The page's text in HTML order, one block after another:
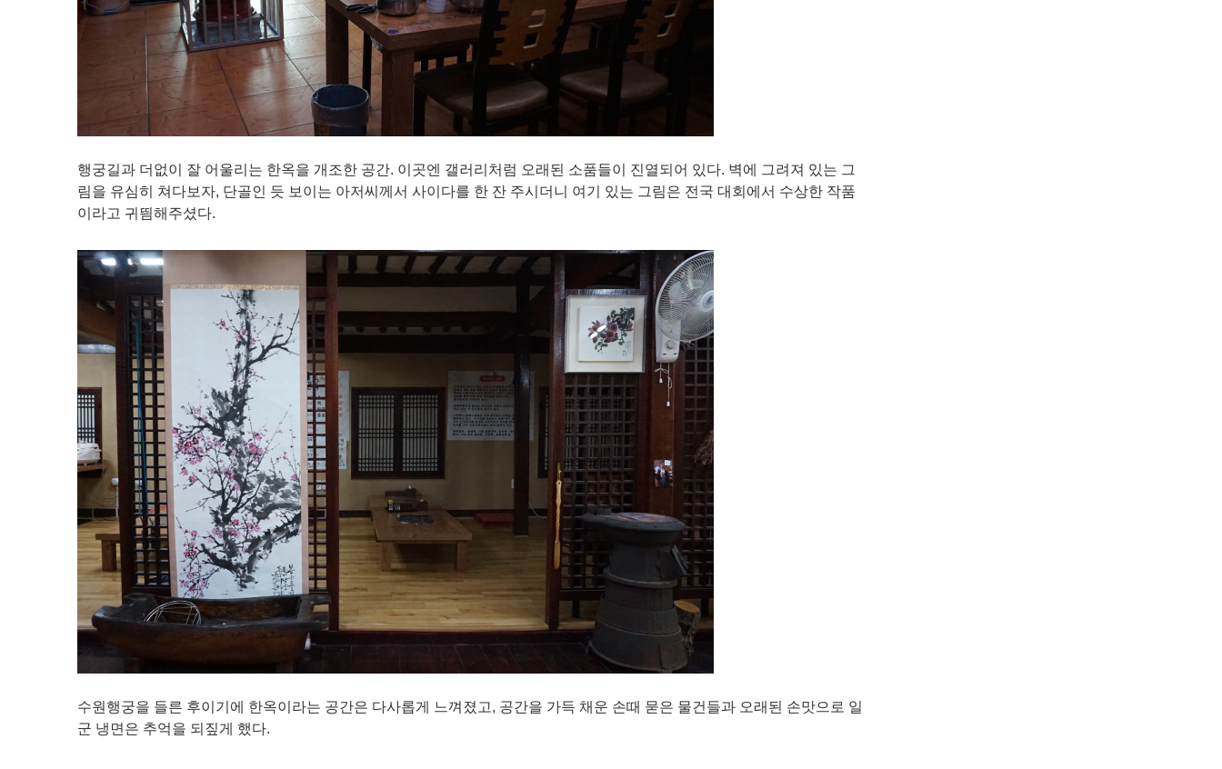
행궁길과 더없이 잘 어울리는 한옥을 개조한 공간. 이곳엔 갤러리처럼 오래된 소품들이 진열되어 있다. 벽에 그려져 있는 그
림을 유심히 쳐다보자, 단골인 듯 보이는 아저씨께서 사이다를 한 잔 주시더니 여기 있는 그림은 전국 대회에서 수상한 작품
이라고 귀띔해주셨다.
수원행궁을 들른 후이기에 한옥이라는 공간은 다사롭게 느껴졌고, 공간을 가득 채운 손때 묻은 물건들과 오래된 손맛으로 일
군 냉면은 추억을 되짚게 했다.